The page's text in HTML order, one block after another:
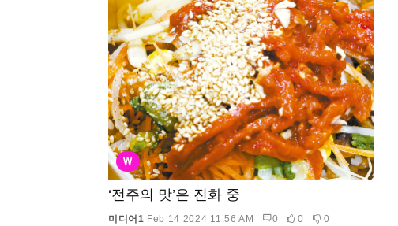
W
‘전주의 맛’은 진화 중
미디어1 Feb 14 2024 11:56 AM 0 0 0